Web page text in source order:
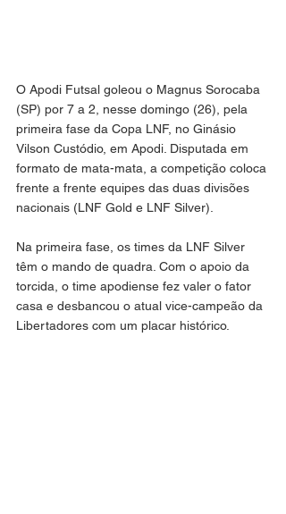
O Apodi Futsal goleou o Magnus Sorocaba
(SP) por 7 a 2, nesse domingo (26), pela
primeira fase da Copa LNF, no Ginásio
Vilson Custódio, em Apodi. Disputada em
formato de mata-mata, a competição coloca
frente a frente equipes das duas divisões
nacionais (LNF Gold e LNF Silver).
Na primeira fase, os times da LNF Silver
têm o mando de quadra. Com o apoio da
torcida, o time apodiense fez valer o fator
casa e desbancou o atual vice-campeão da
Libertadores com um placar histórico.